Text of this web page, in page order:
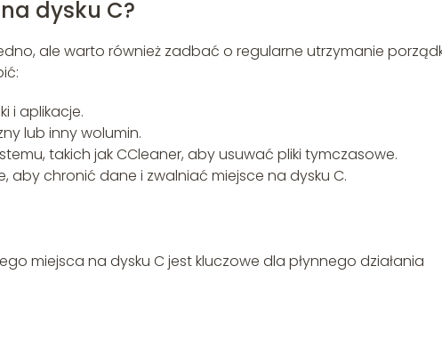
dysku C?
ale warto również zadbać o regularne utrzymanie
i aplikacje.
lub inny wolumin.
takich jak CCleaner, aby usuwać pliki tymczasowe.
aby chronić dane i zwalniać miejsce na dysku C.
miejsca na dysku C jest kluczowe dla płynnego działania